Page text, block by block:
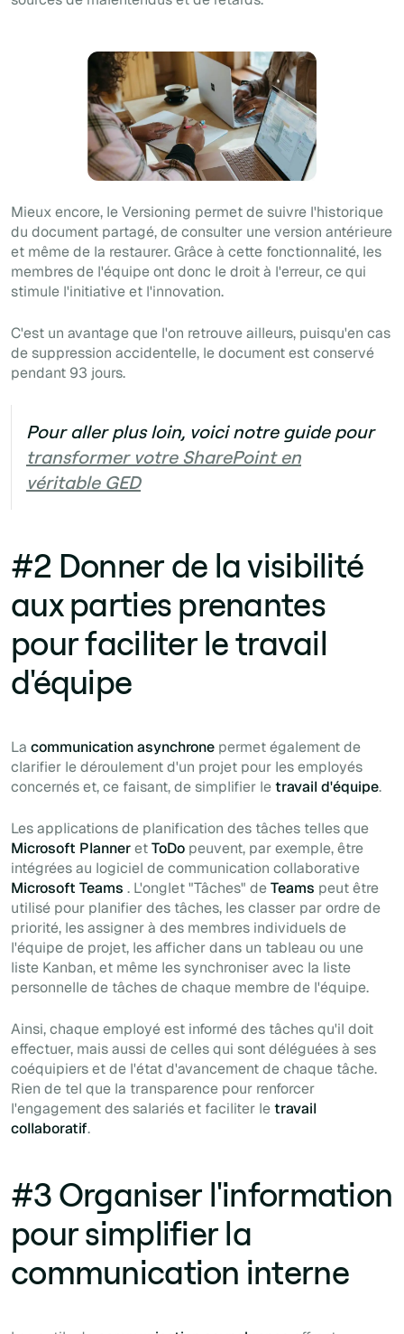
Mieux encore, leVersioning permet de suivre l'historique
du document partagé, de consulter une version antérieure
et même de la restaurer. Grâce à cette fonctionnalité, les
membres de l'équipe ont donc le droit à l'erreur, ce qui
stimule l'initiative et l'innovation.
C'est un avantage que l'on retrouve ailleurs, puisqu'en cas
de suppression accidentelle, le document est conservé
pendant 93 jours.
Pour aller plus loin, voici notre guide pour
transformer votre SharePoint en
véritable GED
#2 Donner de la visibilité
aux parties prenantes
pour faciliter le travail
d'équipe
La communication asynchrone permet également de
clarifier le déroulement d'un projet pour les employés
concernés et, ce faisant, de simplifier letravail d'équipe.
Les applications de planification des tâches telles que
Microsoft PlanneretToDo peuvent, par exemple, être
intégrées au logiciel de communication collaborative
Microsoft Teams . L'onglet "Tâches" deTeams peut être
utilisé pour planifier des tâches, les classer par ordre de
priorité, les assigner à des membres individuels de
l'équipe de projet, les afficher dans un tableau ou une
liste Kanban, et même les synchroniser avec la liste
personnelle de tâches de chaque membre de l'équipe.
Ainsi, chaque employé est informé des tâches qu'il doit
effectuer, mais aussi de celles qui sont déléguées à ses
coéquipiers et de l'état d'avancement de chaque tâche.
Rien de tel que la transparence pour renforcer
l'engagement des salariés et faciliter letravail
collaboratif.
#3 Organiser l'information
pour simplifier la
communication interne